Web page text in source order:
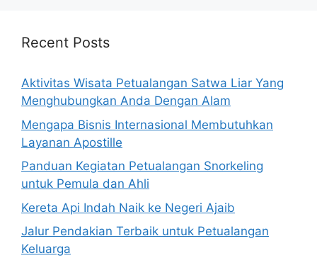
Recent Posts
Aktivitas Wisata Petualangan Satwa Liar Yang
Menghubungkan Anda Dengan Alam
Mengapa Bisnis Internasional Membutuhkan
Layanan Apostille
Panduan Kegiatan Petualangan Snorkeling
untuk Pemula dan Ahli
Kereta Api Indah Naik ke Negeri Ajaib
Jalur Pendakian Terbaik untuk Petualangan
Keluarga